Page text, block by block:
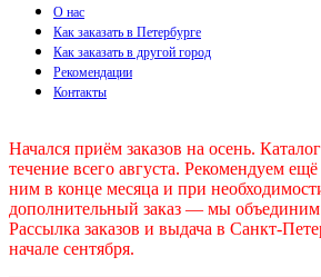
О нас
Как заказать в Петербурге
Как заказать в другой город
Рекомендации
Контакты
Начался приём заказов на осень.
течение всего августа. Рекомендуем ещё
ним в конце месяца и при
дополнительный заказ — мы
Рассылка заказов и выдача в
начале сентября.